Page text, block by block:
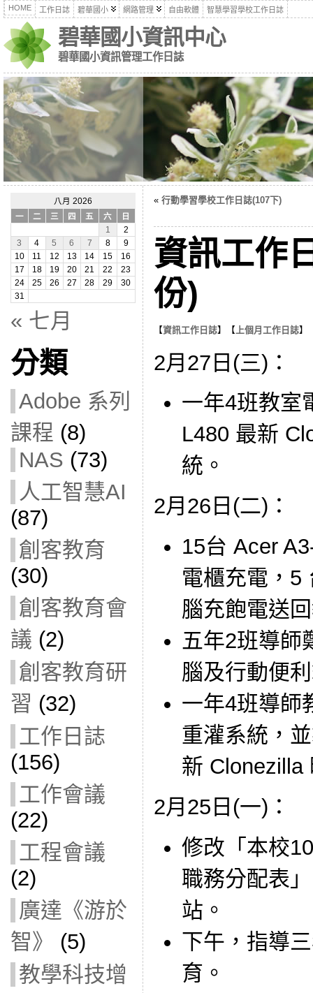
HOME 工作日誌 碧華國小 網路管理 自由軟體 智慧學習學校工作日誌
碧華國小資訊中心
碧華國小資訊管理工作日誌
八月 2026
一
二 三 四 五 六
日
1
2
3
4 5 6 7 8
9
10
11 12 13 14 15
16
17
18 19 20 21 22
23
24
25 26 27 28 29
30
31
« 七月
分類
Adobe 系列
課程 (8)
NAS (73)
人工智慧AI
(87)
創客教育
(30)
創客教育會
議 (2)
創客教育研
習 (32)
工作日誌
(156)
工作會議
(22)
工程會議
(2)
廣達《游於
智》
(5)
教學科技增
« 行動學習學校工作日誌(107下)
資訊工作
份)
【資訊工作日誌】【 上個月工作日誌】
2月27日(三)：
一年4班教室
L480 最新
統。
2月26日(二)：
15台 Acer
電櫃充電，5
腦充飽電送
五年2班導師
腦及行動便
一年4班導師
重灌系統，
新 Clonezilla
2月25日(一)：
修改「本校
職務分配表
站。
下午，指導
育。